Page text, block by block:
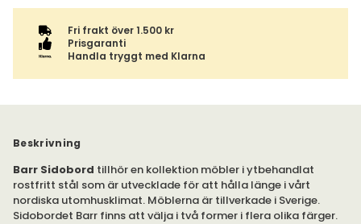
Fri frakt över 1.500 kr
Prisgaranti
Handla tryggt med Klarna
Beskrivning
Barr Sidobord tillhör en kollektion möbler i ytbehandlat
rostfritt stål som är utvecklade för att hålla länge i vårt
nordiska utomhusklimat. Möblerna är tillverkade i Sverige.
Sidobordet Barr finns att välja i två former i flera olika färger.